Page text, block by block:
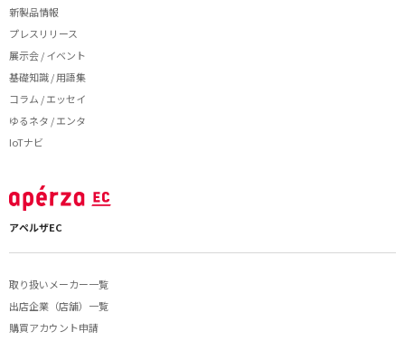
新製品情報
プレスリリース
展示会 / イベント
基礎知識 / 用語集
コラム / エッセイ
ゆるネタ / エンタ
IoTナビ
アペルザEC
取り扱いメーカー一覧
出店企業（店舗）一覧
購買アカウント申請